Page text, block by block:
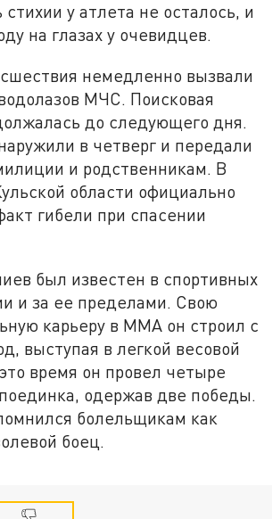
стихии у атлета не осталось, и
на глазах у очевидцев.
немедленно вызвали
МЧС. Поисковая
до следующего дня.
в четверг и передали
и родственникам. В
области официально
гибели при спасении
был известен в спортивных
и за ее пределами. Свою
карьеру в ММА он строил с
выступая в легкой весовой
время он провел четыре
одержав две победы.
болельщикам как
боец.